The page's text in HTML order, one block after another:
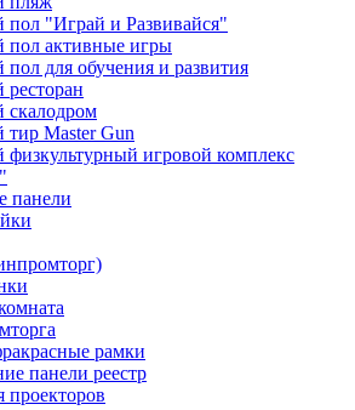
пол "Играй и Развивайся"
пол активные игры
для обучения и развития
скалодром
Master Gun
игровой комплекс
панели
рамки
панели реестр
проекторов